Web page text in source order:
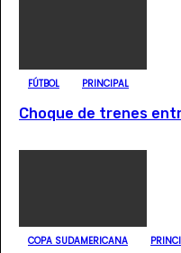
FÚTBOL PRINCIPAL
Choque de trenes
COPA SUDAMERICANA